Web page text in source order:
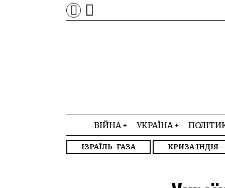
ВІЙНА УКРАЇНА
ІЗРАЇЛЬ-ГАЗА КРИЗА ІНДІЯ